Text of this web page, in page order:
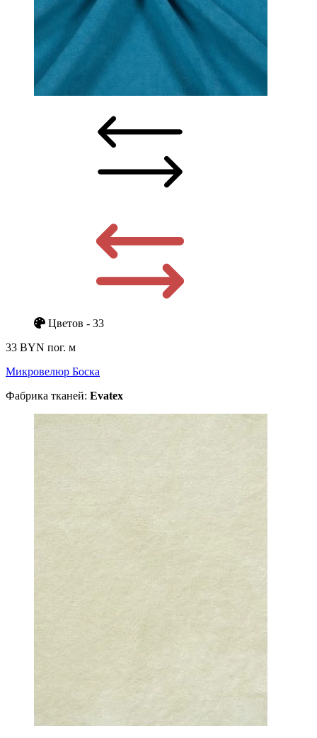
Цветов - 33
33 BYN пог. м
Микровелюр Боска
Фабрика тканей: Evatex